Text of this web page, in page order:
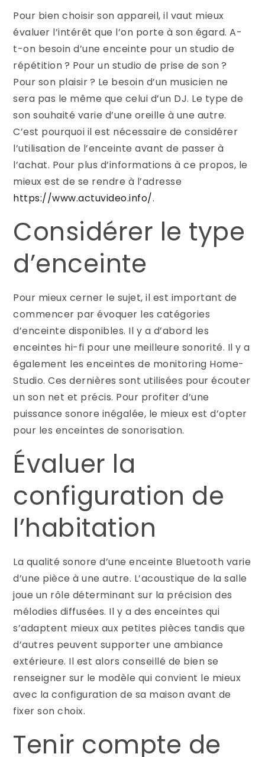
Pour bien choisir son appareil, il vaut mieux
évaluer l’intérêt que l’on porte à son égard. A-
t-on besoin d’une enceinte pour un studio de
répétition ? Pour un studio de prise de son ?
Pour son plaisir ? Le besoin d’un musicien ne
sera pas le même que celui d’un DJ. Le type de
son souhaité varie d’une oreille à une autre.
C’est pourquoi il est nécessaire de considérer
l’utilisation de l’enceinte avant de passer à
l’achat. Pour plus d’informations à ce propos, le
mieux est de se rendre à l’adresse
https://www.actuvideo.info/.
Considérer le type
d’enceinte
Pour mieux cerner le sujet, il est important de
commencer par évoquer les catégories
d’enceinte disponibles. Il y a d’abord les
enceintes hi-fi pour une meilleure sonorité. Il y a
également les enceintes de monitoring Home-
Studio. Ces dernières sont utilisées pour écouter
un son net et précis. Pour profiter d’une
puissance sonore inégalée, le mieux est d’opter
pour les enceintes de sonorisation.
Évaluer la
configuration de
l’habitation
La qualité sonore d’une enceinte Bluetooth varie
d’une pièce à une autre. L’acoustique de la salle
joue un rôle déterminant sur la précision des
mélodies diffusées. Il y a des enceintes qui
s’adaptent mieux aux petites pièces tandis que
d’autres peuvent supporter une ambiance
extérieure. Il est alors conseillé de bien se
renseigner sur le modèle qui convient le mieux
avec la configuration de sa maison avant de
fixer son choix.
Tenir compte de